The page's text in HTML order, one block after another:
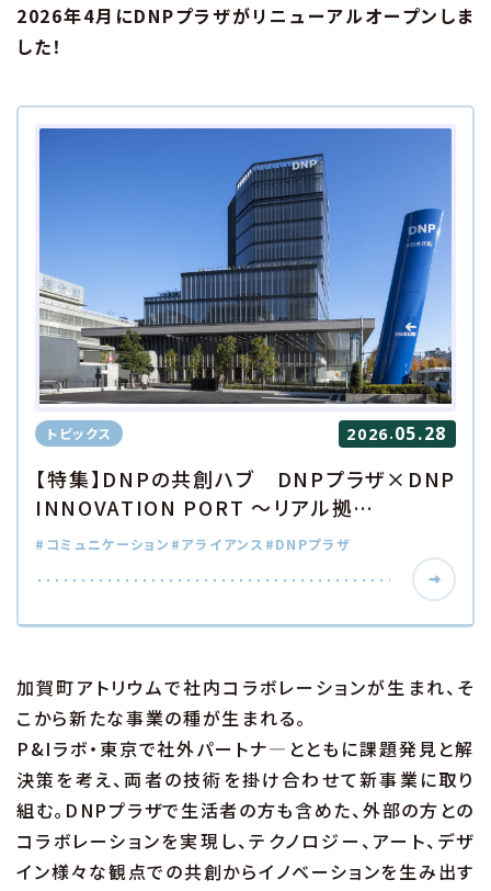
2026年4月にDNPプラザがリニューアルオープンしま
した！
トピックス 2026.05.28
【特集】DNPの共創ハブ DNPプラザ×DNP
INNOVATION PORT ～リアル拠…
#コミュニケーション #アライアンス #DNPプラザ
加賀町アトリウムで社内コラボレーションが生まれ、そ
こから新たな事業の種が生まれる。
P&Iラボ・東京で社外パートナ―とともに課題発見と解
決策を考え、両者の技術を掛け合わせて新事業に取り
組む。DNPプラザで生活者の方も含めた、外部の方との
コラボレーションを実現し、テクノロジー、アート、デザ
イン様々な観点での共創からイノベーションを生み出す